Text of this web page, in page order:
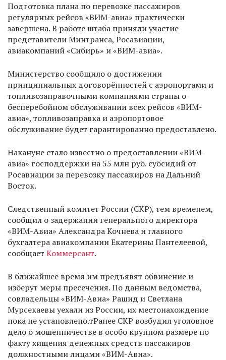
Подготовка плана по перевозке пассажиров
регулярных рейсов «ВИМ-авиа» практически
завершена. В работе штаба приняли участие
представители Минтранса, Росавиации,
авиакомпаний «Сибирь» и «ВИМ-авиа».
Министерство сообщило о достижении
принципиальных договорённостей с аэропортами и
топливозаправочными компаниями страны о
бесперебойном обслуживании всех рейсов «ВИМ-
авиа», топливозаправка и аэропортовое
обслуживание будет гарантированно предоставлено.
Накануне стало известно о предоставлении «ВИМ-
авиа» господдержки на 55 млн руб. субсидий от
Росавиации за перевозку пассажиров на Дальний
Восток.
Следственный комитет России (СКР), тем временем,
сообщил о задержании генерального директора
«ВИМ-Авиа» Александра Кочнева и главного
бухгалтера авиакомпании Екатерины Пантелеевой,
сообщает Коммерсант.
В ближайшее время им предъявят обвинение и
изберут меры пресечения. По данным ведомства,
совладельцы «ВИМ-Авиа» Рашид и Светлана
Мурсекаевы уехали из России, их местонахождение
пока не установлено.тРанее СКР возбудил уголовное
дело о мошенничестве в особо крупном размере по
факту хищения денежных средств пассажиров
должностными лицами «ВИМ-Авиа».